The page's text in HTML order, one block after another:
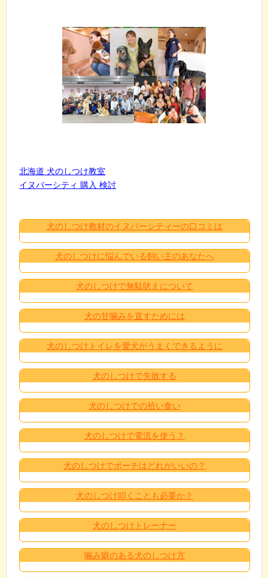
北海道 犬のしつけ教室
イヌバーシティ 購入 検討
犬のしつけ教材のイヌバーシティーの口コミは
犬のしつけに悩んでいる飼い主のあなたへ
犬のしつけで無駄吠えについて
犬の甘噛みを直すためには
犬のしつけトイレを愛犬がうまくできるように
犬のしつけで失敗する
犬のしつけでの拾い食い
犬のしつけで電流を使う？
犬のしつけでポーチはどれがいいの？
犬のしつけ叩くことも必要か？
犬のしつけトレーナー
噛み癖のある犬のしつけ方